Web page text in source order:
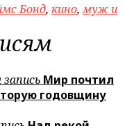
Бонд, кино,муж и
Мир почтил
годовщину